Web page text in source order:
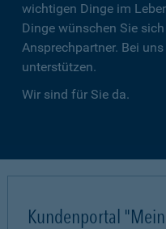
wichtigen Dinge im
Dinge wünschen Sie
Ansprechpartner. Bei
unterstützen.
Wir sind für Sie da.
Kundenportal